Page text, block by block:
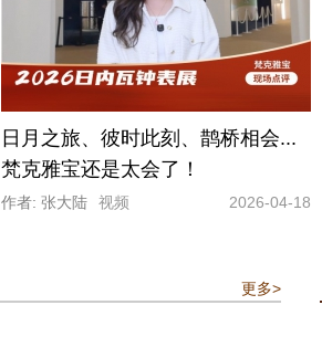
日月之旅、彼时此刻、鹊桥相会...
梵克雅宝还是太会了！
作者: 张大陆 视频 2026-04-18
更多>